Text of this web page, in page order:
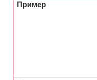
Пример